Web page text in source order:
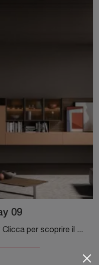
09
Vuoi progettare spazi moderni? Clicca per scoprire il pensile Modulo Day 09 in laccato opaco dell'azienda Orme!